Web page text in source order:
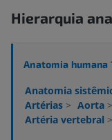
Hierarquia
Anatomia humana
Anatomia
Artérias > Aorta >
Artéria vertebral >